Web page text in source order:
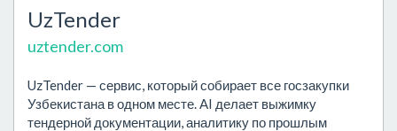
UzTender
uztender.com
UzTender — сервис, который собирает все госзакупки
Узбекистана в одном месте. AI делает выжимку
тендерной документации, аналитику по прошлым